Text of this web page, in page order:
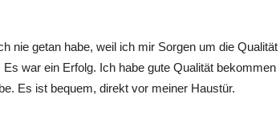
nie getan habe, weil ich mir Sorgen um die Qualität
war ein Erfolg. Ich habe gute Qualität bekommen
Es ist bequem, direkt vor meiner Haustür.